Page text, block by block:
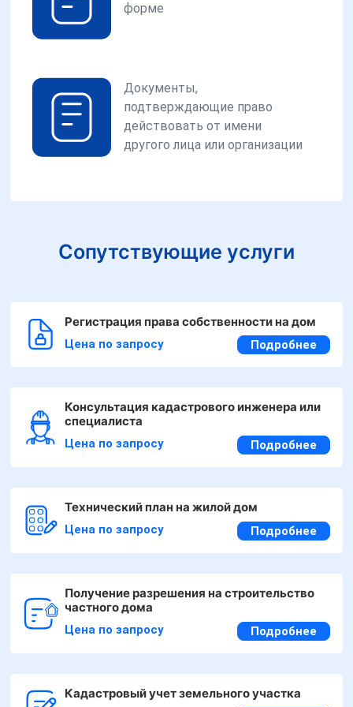
форме
Документы,
подтверждающие право
действовать от имени
другого лица или организации
Сопутствующие услуги
Регистрация права собственности на дом
Цена по запросу Подробнее
Консультация кадастрового инженера или
специалиста
Цена по запросу Подробнее
Технический план на жилой дом
Цена по запросу Подробнее
Получение разрешения на строительство
частного дома
Цена по запросу Подробнее
Кадастровый учет земельного участка